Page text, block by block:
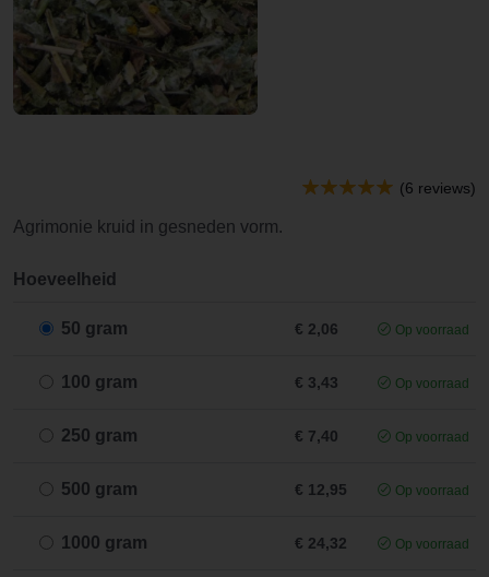
(6 reviews)
Agrimonie kruid in gesneden vorm.
Hoeveelheid
50 gram € 2,06 Op voorraad
100 gram € 3,43 Op voorraad
250 gram € 7,40 Op voorraad
500 gram € 12,95 Op voorraad
1000 gram € 24,32 Op voorraad